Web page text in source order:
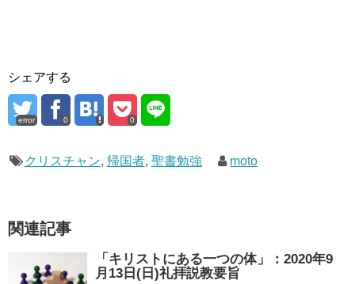
シェアする
error 0 0
クリスチャン, 帰国者, 聖書勉強 moto
関連記事
「キリストにある一つの体」：2020年9
月13日(日)礼拝説教要旨